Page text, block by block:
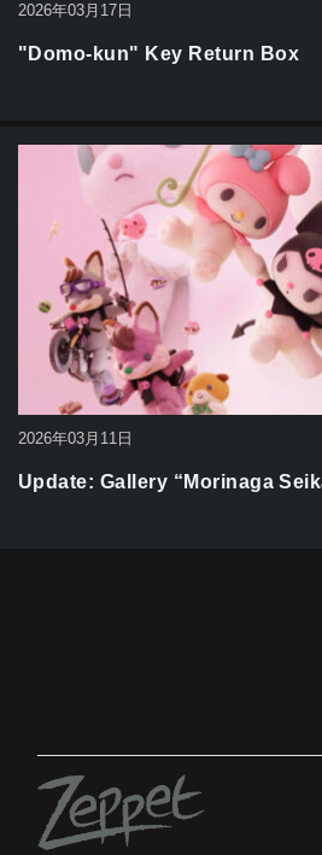
2026年03月17日
"Domo-kun" Key Return Box
2026年03月11日
Update: Gallery “Morinaga